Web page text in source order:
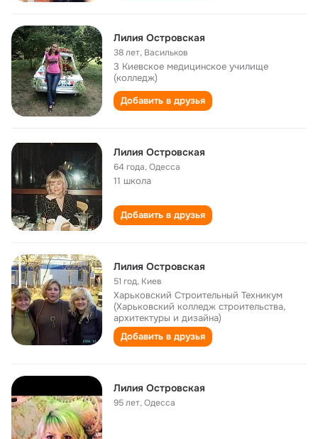
Лилия Островская
38 лет, Васильков
3 Киевское медицинское училище
(колледж)
Добавить в друзья
Лилия Островская
64 года,Одесса
11 школа
Добавить в друзья
Лилия Островская
51 год, Киев
Харьковский Строительный Техникум
(Харьковский колледж строительства,
архитектуры и дизайна)
Добавить в друзья
Лилия Островская
95 лет,Одесса